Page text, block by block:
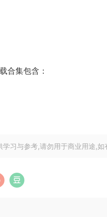
合集包含：
学习与参考,请勿用于商业用途,